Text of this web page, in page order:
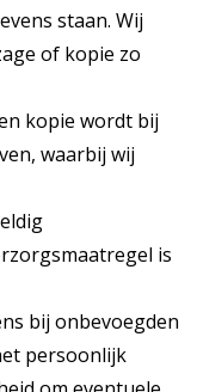
staan. Wij
of kopie zo
kopie wordt bij
waarbij wij
is
bij onbevoegden
persoonlijk